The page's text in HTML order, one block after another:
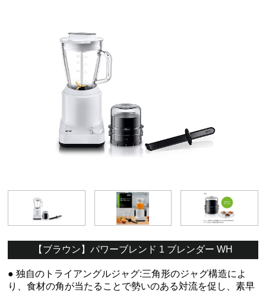
【ブラウン】パワーブレンド 1 ブレンダー WH
● 独自のトライアングルジャグ:三角形のジャグ構造によ
り、食材の角が当たることで勢いのある対流を促し、素早